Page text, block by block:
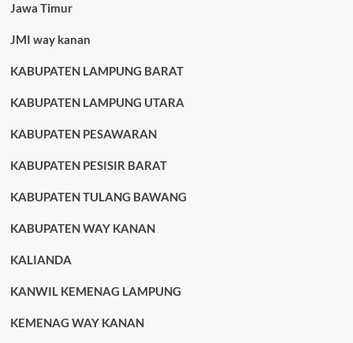
Jawa Timur
JMI way kanan
KABUPATEN LAMPUNG BARAT
KABUPATEN LAMPUNG UTARA
KABUPATEN PESAWARAN
KABUPATEN PESISIR BARAT
KABUPATEN TULANG BAWANG
KABUPATEN WAY KANAN
KALIANDA
KANWIL KEMENAG LAMPUNG
KEMENAG WAY KANAN